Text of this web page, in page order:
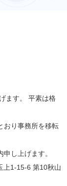
ます。 平素は格
おり事務所を移転
し上げます。
上1-15-6 第10秋山